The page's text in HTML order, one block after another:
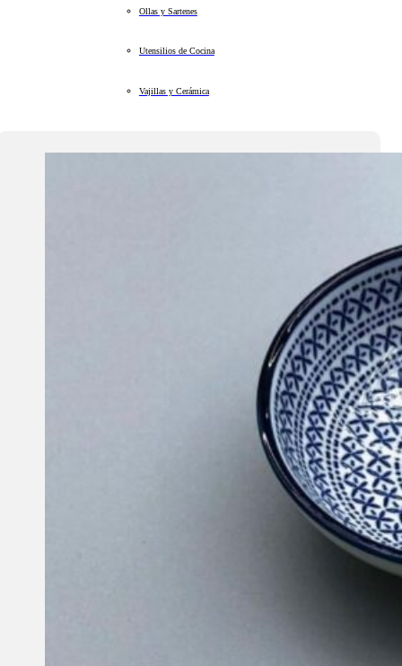
Ollas y Sartenes
Utensilios de Cocina
Vajillas y Cerámica